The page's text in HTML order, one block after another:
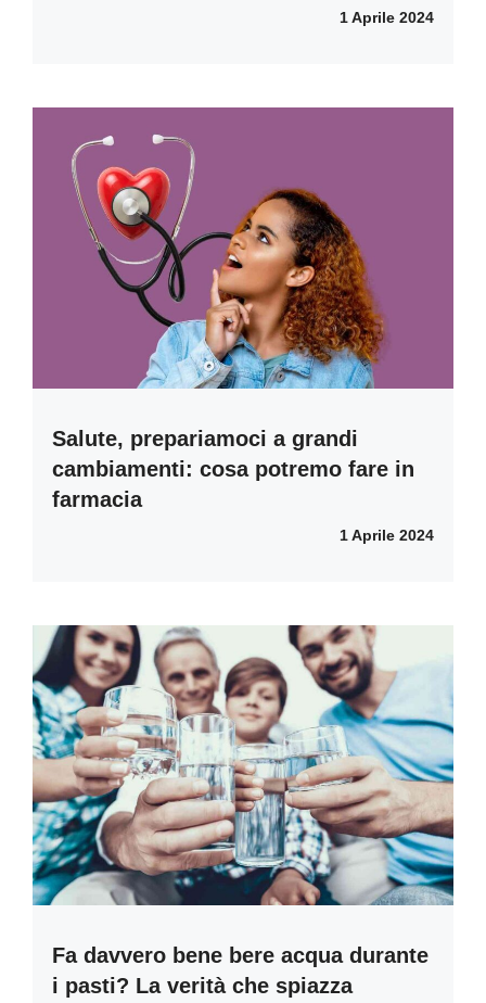
1 Aprile 2024
Salute, prepariamoci a grandi
cambiamenti: cosa potremo fare in
farmacia
1 Aprile 2024
Fa davvero bene bere acqua durante
i pasti? La verità che spiazza